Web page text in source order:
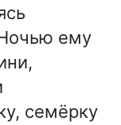
ему
семёрку